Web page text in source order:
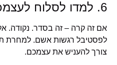
6. למדו לסלוח לעצמכם
אם זה קרה – זה בסדר. נקודה.
לפסטיבל רגשות אשם. למחרת
צורך להעניש את עצמכם.